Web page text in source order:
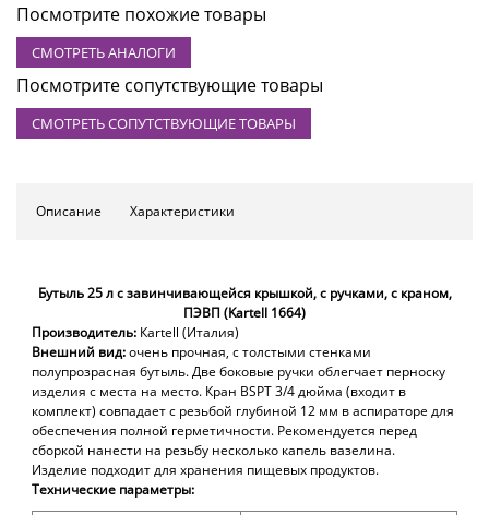
Посмотрите похожие товары
СМОТРЕТЬ АНАЛОГИ
Посмотрите сопутствующие товары
СМОТРЕТЬ СОПУТСТВУЮЩИЕ ТОВАРЫ
Описание Характеристики
Бутыль 25 л с завинчивающейся крышкой, с ручками, с краном,
ПЭВП (Kartell 1664)
Производитель: Кartell (Италия)
Внешний вид:очень прочная, с толстыми стенками
полупрозрасная бутыль. Две боковые ручки облегчает перноску
изделия с места на место. Кран BSPT 3/4 дюйма (входит в
комплект) совпадает с резьбой глубиной 12 мм в аспираторе для
обеспечения полной герметичности. Рекомендуется перед
сборкой нанести на резьбу несколько капель вазелина.
Изделие подходит для хранения пищевых продуктов.
Технические параметры: